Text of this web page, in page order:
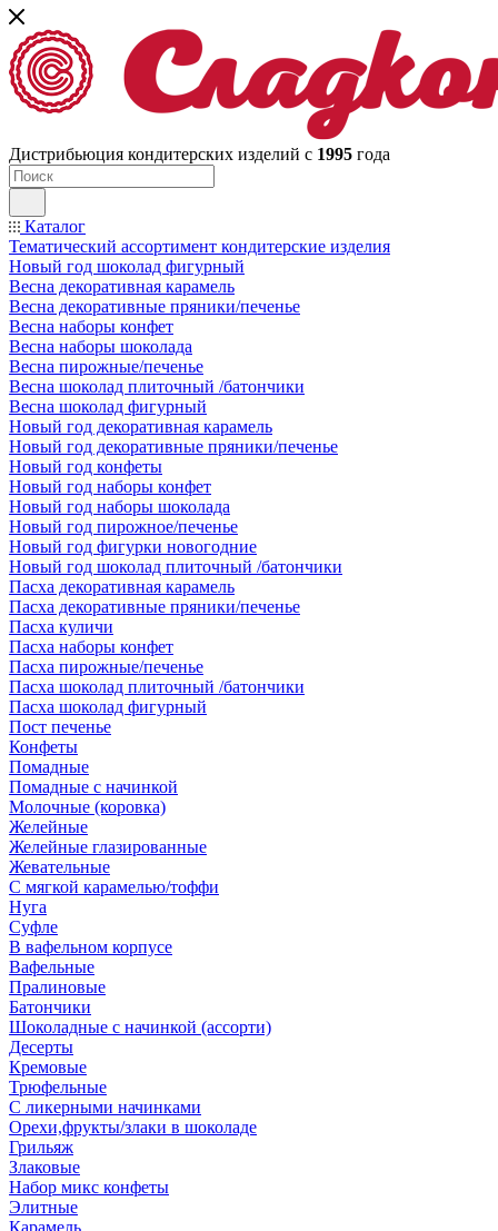
Дистрибьюция кондитерских изделий с 1995 года
Каталог
Тематический ассортимент кондитерские изделия
Новый год шоколад фигурный
Весна декоративная карамель
Весна декоративные пряники/печенье
Весна наборы конфет
Весна наборы шоколада
Весна пирожные/печенье
Весна шоколад плиточный /батончики
Весна шоколад фигурный
Новый год декоративная карамель
Новый год декоративные пряники/печенье
Новый год конфеты
Новый год наборы конфет
Новый год наборы шоколада
Новый год пирожное/печенье
Новый год фигурки новогодние
Новый год шоколад плиточный /батончики
Пасха декоративная карамель
Пасха декоративные пряники/печенье
Пасха куличи
Пасха наборы конфет
Пасха пирожные/печенье
Пасха шоколад плиточный /батончики
Пасха шоколад фигурный
Пост печенье
Конфеты
Помадные
Помадные с начинкой
Молочные (коровка)
Желейные
Желейные глазированные
Жевательные
С мягкой карамелью/тоффи
Нуга
Суфле
В вафельном корпусе
Вафельные
Пралиновые
Батончики
Шоколадные с начинкой (ассорти)
Десерты
Кремовые
Трюфельные
С ликерными начинками
Орехи,фрукты/злаки в шоколаде
Грильяж
Злаковые
Набор микс конфеты
Элитные
Карамель